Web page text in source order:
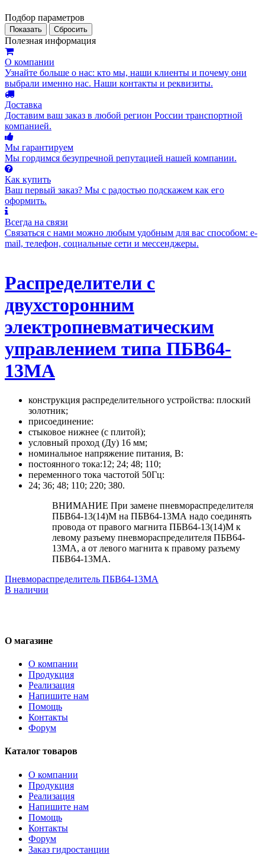
Подбор параметров
Полезная информация
О компании
Узнайте больше о нас: кто мы, наши клиенты и почему они
выбрали именно нас. Наши контакты и реквизиты.
Доставка
Доставим ваш заказ в любой регион России транспортной
компанией.
Мы гарантируем
Мы гордимся безупречной репутацией нашей компании.
Как купить
Ваш первый заказ? Мы с радостью подскажем как его
оформить.
Всегда на связи
Связаться с нами можно любым удобным для вас способом: e-
mail, телефон, социальные сети и мессенджеры.
Распределители с
двухсторонним
электропневматическим
управлением типа ПБВ64-
13МА
конструкция распределительного устройства: плоский
золотник;
присоединение:
стыковое нижнее (с плитой);
условный проход (Ду) 16 мм;
номинальное напряжение питания, В:
постоянного тока:12; 24; 48; 110;
переменного тока частотой 50Гц:
24; 36; 48; 110; 220; 380.
ВНИМАНИЕ При замене пневмораспределителя
ПБВ64-13(14)М на ПБВ64-13МА надо соединять
провода от правого магнита ПБВ64-13(14)М к
левому разъему пневмораспределителя ПБВ64-
13МА, а от левого магнита к правому разъему
ПБВ64-13МА.
Пневмораспределитель ПБВ64-13МА
В наличии
О магазине
О компании
Продукция
Реализация
Напишите нам
Помощь
Контакты
Форум
Каталог товаров
О компании
Продукция
Реализация
Напишите нам
Помощь
Контакты
Форум
Заказ гидростанции